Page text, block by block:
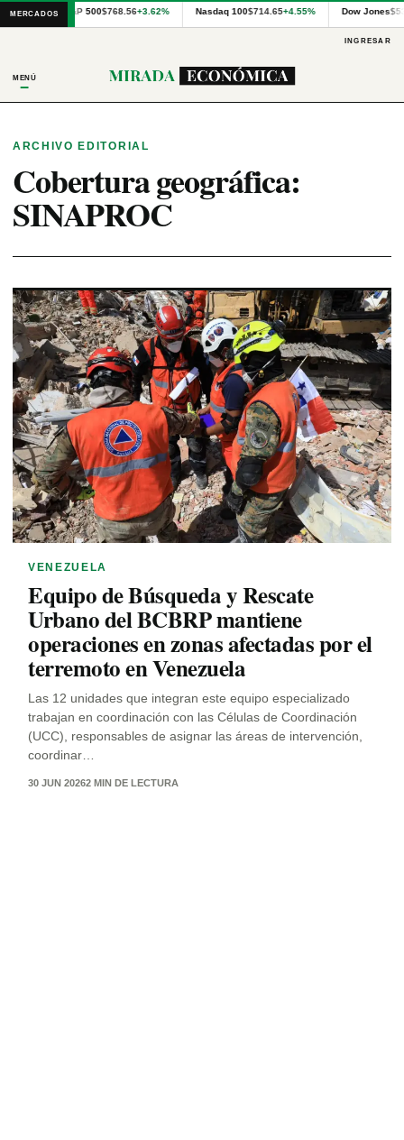
MERCADOS S&P 500$768.56+3.62% Nasdaq 100$714.65+4.55% Dow Jones
Cotizaciones
internacionales
Financial
Modeling
Prep
precios
publicados
por
Latinex
para
Panamá.
INGRESAR
MENÚ
ARCHIVO EDITORIAL
Cobertura geográfica:
SINAPROC
VENEZUELA
Equipo de Búsqueda y Rescate
Urbano del BCBRP mantiene
operaciones en zonas afectadas por el
terremoto en Venezuela
Las 12 unidades que integran este equipo especializado
trabajan en coordinación con las Células de Coordinación
(UCC), responsables de asignar las áreas de intervención,
coordinar…
30 JUN 20262 MIN DE LECTURA